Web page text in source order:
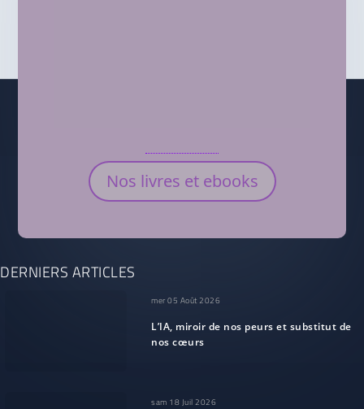
Nos livres et ebooks
DERNIERS ARTICLES
mer 05 Août 2026
L’IA, miroir de nos peurs et substitut de
nos cœurs
sam 18 Juil 2026